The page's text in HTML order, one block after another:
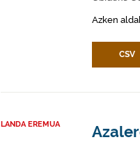
Azken
CSV
LANDA EREMUA